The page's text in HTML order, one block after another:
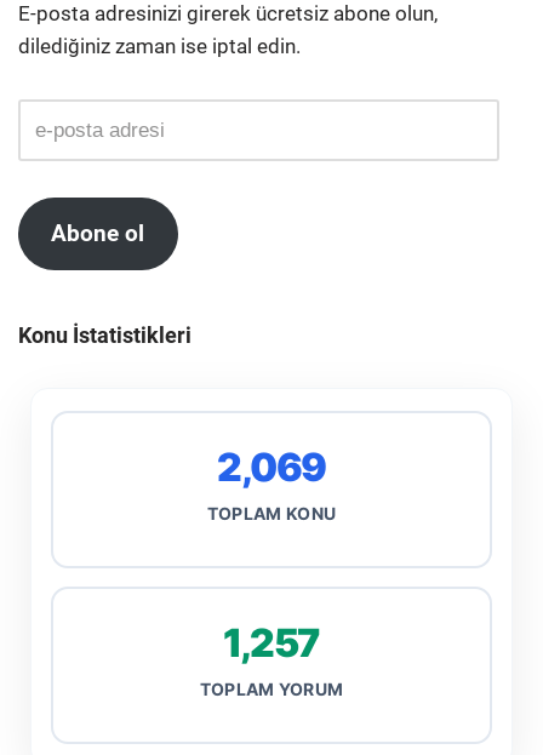
E-posta adresinizi girerek ücretsiz abone olun,
dilediğiniz zaman ise iptal edin.
Abone ol
Konu İstatistikleri
2,069
TOPLAM KONU
1,257
TOPLAM YORUM